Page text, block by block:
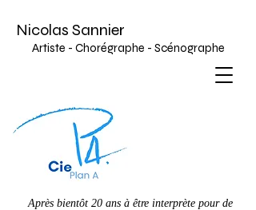
Nicolas Sannier
Artiste - Chorégraphe - Scénographe
Après bientôt 20 ans à être interprète pour de